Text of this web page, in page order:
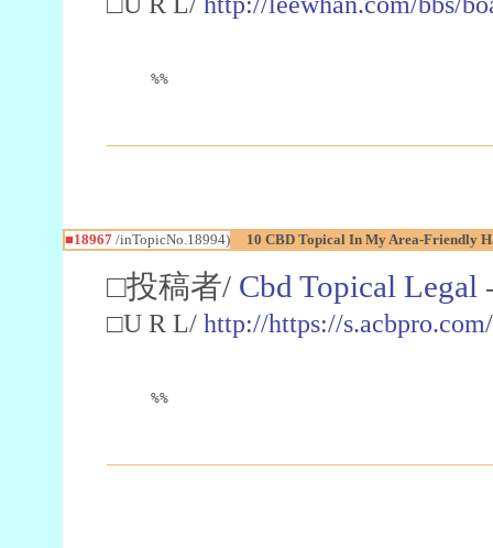
%%
■18967/inTopicNo.18994) 10 CBD Topical In My Area-Friendly
□投稿者/ Cbd Topical Legal
□U R L/ http://https://
%%